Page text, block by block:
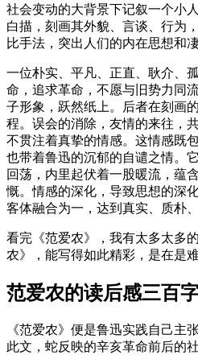
社会变动的大背景下记叙一个小
白描，刻画其外貌、言谈、行为
比手法，突出人们的内在思想和凄
一位朴实、平凡、正直、耿介、
命，追求革命，不愿与旧势力同
子形象，跃然纸上。后者在刻画
程。误会的消除，友情的来往，
不贯注着真挚的情感。这情感既
也带着鲁迅的沉郁的自谴之情。
回荡，内里起伏着一股暖流，蕴
慨。情感的深化，导致思想的深
客体融合为一，达到真实、质朴
看完《范爱农》，我有太多太多
农》，能写得如此精彩，是在是
范爱农的读后感三百
《范爱农》便是鲁迅实践自己主
此文，蛇反映的辛亥革命前后的